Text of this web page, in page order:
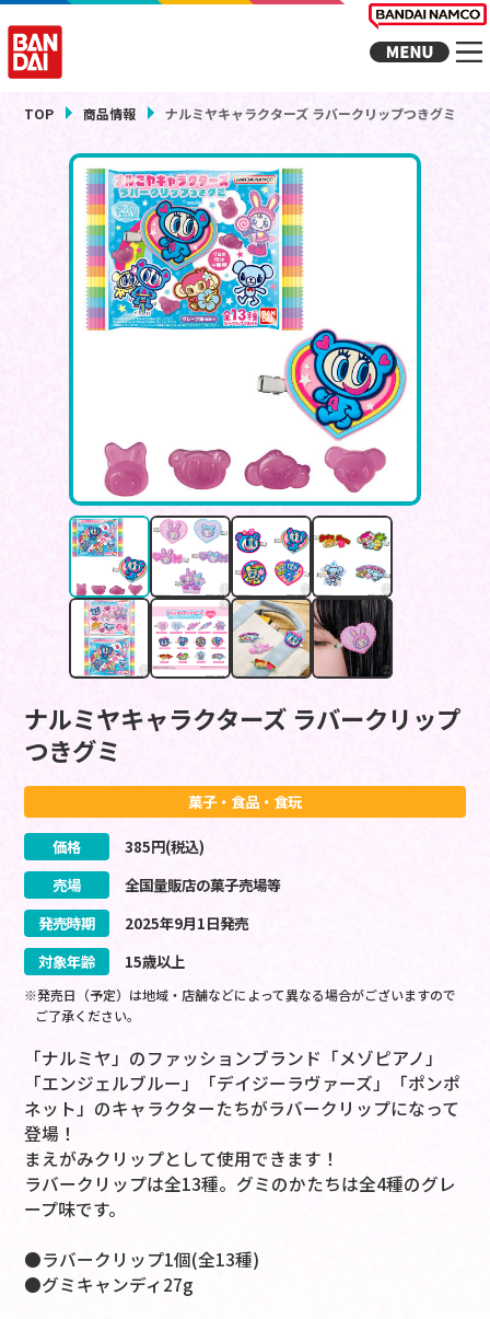
TOP 商品情報 ナルミヤキャラクターズ ラバークリップつきグミ
ナルミヤキャラクターズ ラバークリップ
つきグミ
菓子・食品・食玩
価格 385円(税込)
売場
全国量販店の菓子売場等
発売時期
2025年9月1日発売
対象年齢
15歳以上
※発売日（予定）は地域・店舗などによって異なる場合がございますので
ご了承ください。
「ナルミヤ」のファッションブランド「メゾピアノ」
「エンジェルブルー」「デイジーラヴァーズ」「ポンポ
ネット」のキャラクターたちがラバークリップになって
登場！
まえがみクリップとして使用できます！
ラバークリップは全13種。グミのかたちは全4種のグレ
ープ味です。
●ラバークリップ1個(全13種)
●グミキャンディ27g